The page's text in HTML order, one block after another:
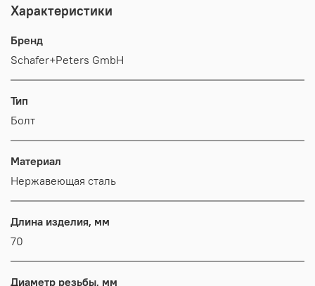
Характеристики
Бренд
Schafer+Peters GmbH
Тип
Болт
Материал
Нержавеющая сталь
Длина изделия, мм
70
Диаметр резьбы, мм